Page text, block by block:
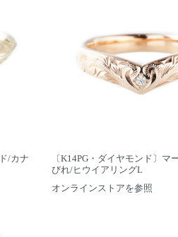
/カナ
〔K14PG・ダイヤモンド〕マ
びれ/ヒウイアリングL
オンラインストアを参照